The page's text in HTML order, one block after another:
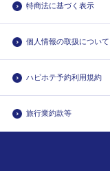
特商法に基づく表示
個人情報の取扱について
ハピホテ予約利用規約
旅行業約款等